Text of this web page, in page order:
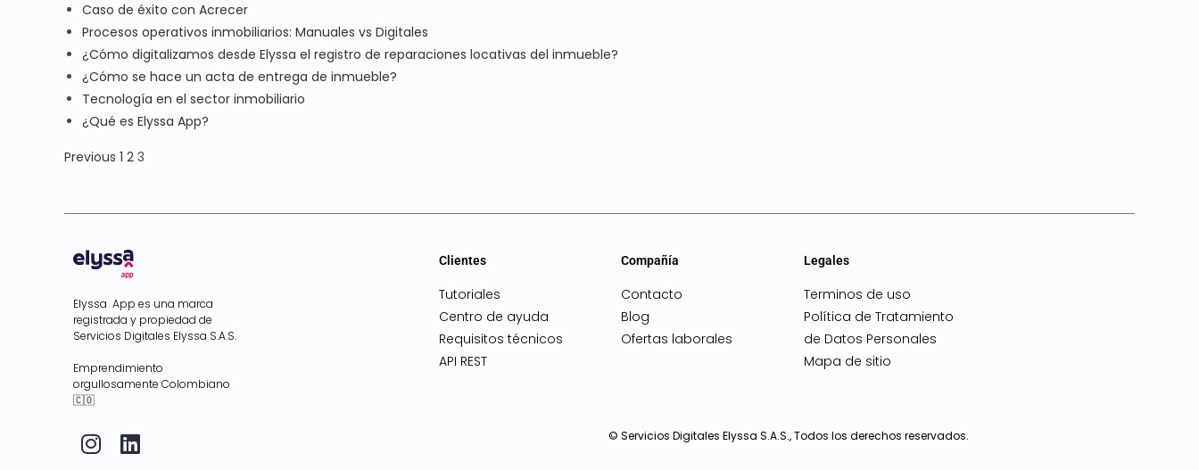
Caso de éxito con Acrecer
Procesos operativos inmobiliarios: Manuales vs Digitales
¿Cómo digitalizamos desde Elyssa el registro de reparaciones locativas del inmueble?
¿Cómo se hace un acta de entrega de inmueble?
Tecnología en el sector inmobiliario
¿Qué es Elyssa App?
Previous 1 2 3
Elyssa App es una marca
registrada y propiedad de
Servicios Digitales Elyssa S.A.S.
Emprendimiento
orgullosamente Colombiano
🇨🇴
Clientes
Tutoriales
Centro de ayuda
Requisitos técnicos
API REST
Compañía
Contacto
Blog
Ofertas laborales
Legales
Terminos de uso
Política de Tratamiento
de Datos Personales
Mapa de sitio
© Servicios Digitales Elyssa S.A.S., Todos los derechos reservados.